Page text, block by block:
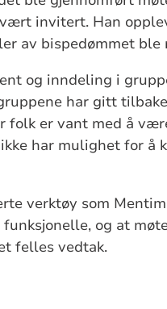
invitert. Han
av bispedømmet ble
og inndeling i
har gitt
folk er vant med å
har mulighet for å
verktøy som
og at
felles vedtak.